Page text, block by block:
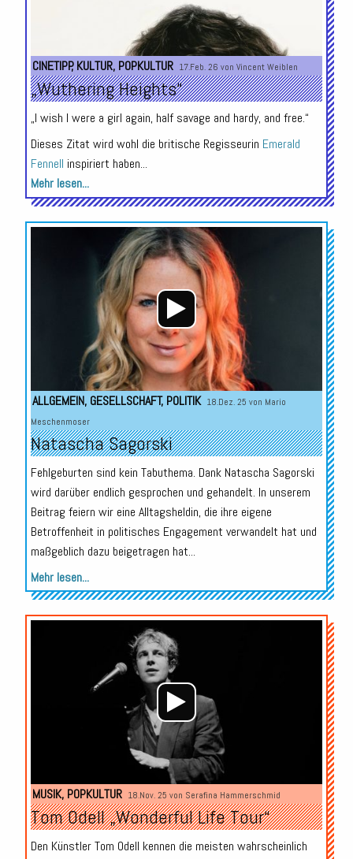
CINETIPP,KULTUR, POPKULTUR 17.Feb. 26 von Vincent Weiblen
„Wuthering Heights“
„I wish I were a girl again, half savage and hardy, and free.“
Dieses Zitat wird wohl die britische Regisseurin Emerald
Fennell inspiriert haben...
Mehr lesen...
Audio-
Player
ALLGEMEIN, GESELLSCHAFT, POLITIK 18.Dez. 25 von Mario
Meschenmoser
Natascha Sagorski
Fehlgeburten sind kein Tabuthema. Dank Natascha Sagorski
wird darüber endlich gesprochen und gehandelt. In unserem
Beitrag feiern wir eine Alltagsheldin, die ihre eigene
Betroffenheit in politisches Engagement verwandelt hat und
maßgeblich dazu beigetragen hat...
Mehr lesen...
Audio-
Player
MUSIK, POPKULTUR 18.Nov. 25 von Serafina Hammerschmid
Tom Odell „Wonderful Life Tour“
Den Künstler Tom Odell kennen die meisten wahrscheinlich